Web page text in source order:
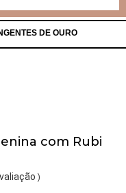
DE OURO
com Rubi
)